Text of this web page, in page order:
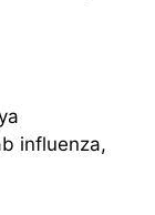
influenza,